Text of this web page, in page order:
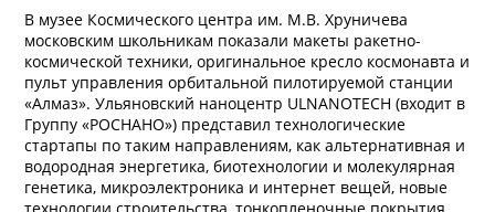
В музее Космического центра им. М.В. Хруничева
московским школьникам показали макеты ракетно-
космической техники, оригинальное кресло космонавта и
пульт управления орбитальной пилотируемой станции
«Алмаз». Ульяновский наноцентр ULNANOTECH (входит в
Группу «РОСНАНО») представил технологические
стартапы по таким направлениям, как альтернативная и
водородная энергетика, биотехнологии и молекулярная
генетика, микроэлектроника и интернет вещей, новые